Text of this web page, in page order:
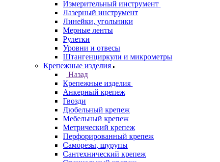
Измерительный инструмент
Лазерный инструмент
Линейки, угольники
Мерные ленты
Рулетки
Уровни и отвесы
Штангенциркули и микрометры
Крепежные изделия
Назад
Крепежные изделия
Анкерный крепеж
Гвозди
Дюбельный крепеж
Мебельный крепеж
Метрический крепеж
Перфорированный крепеж
Саморезы, шурупы
Сантехнический крепеж